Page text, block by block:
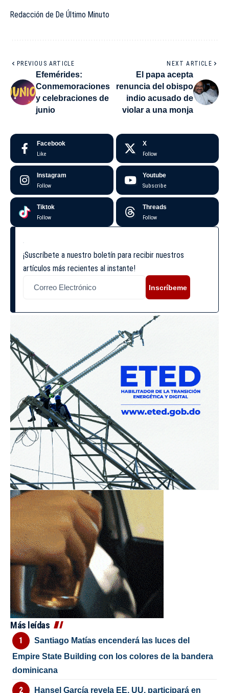
Redacción de De Último Minuto
PREVIOUS ARTICLE
Efemérides:
Conmemoraciones
y celebraciones de
junio
NEXT ARTICLE
El papa acepta
renuncia del obispo
indio acusado de
violar a una monja
Facebook
Like
X
Follow
Instagram
Follow
Youtube
Subscribe
Tiktok
Follow
Threads
Follow
¡Suscríbete a nuestro boletín para recibir nuestros
artículos más recientes al instante!
Inscríbeme
Más leídas
Santiago Matías encenderá las luces del
Empire State Building con los colores de la bandera
dominicana
Hansel García revela EE. UU. participará en